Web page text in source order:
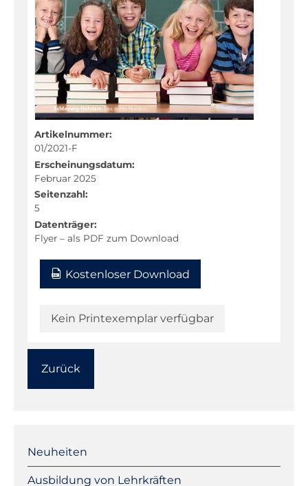
Artikelnummer:
01/2021-F
Erscheinungsdatum:
Februar 2025
Seitenzahl:
5
Datenträger:
Flyer – als PDF zum Download
Kostenloser Download
Kein Printexemplar verfügbar
Zurück
überspringen
Neuheiten
Ausbildung von Lehrkräften